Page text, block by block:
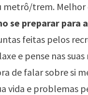
trem. Melhor
se preparar para
feitas pelos
e pense nas
de falar sobre si
vida e problemas